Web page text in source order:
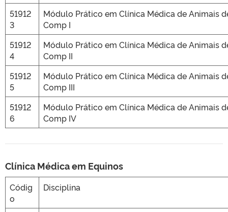
51912
3
Módulo Prático em Clínica Médica de Animais
Comp I
51912
4
Módulo Prático em Clínica Médica de Animais
Comp II
51912
5
Módulo Prático em Clínica Médica de Animais
Comp III
51912
6
Módulo Prático em Clínica Médica de Animais
Comp IV
Clínica Médica em Equinos
Códig
o
Disciplina